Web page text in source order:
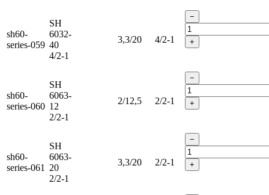
sh60-
series-059
SH
6032-
40
4/2-1
3,3/20 4/2-1
−
+
sh60-
series-060
SH
6063-
12
2/2-1
2/12,5 2/2-1
−
+
sh60-
series-061
SH
6063-
20
2/2-1
3,3/20 2/2-1
−
+